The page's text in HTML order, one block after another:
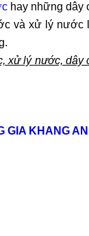
hay những dây
và xử lý nước
xử lý nước, dây
GIA KHANG AN